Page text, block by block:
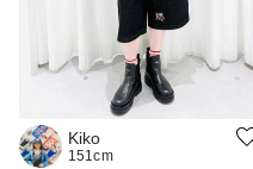
Kiko
151cm